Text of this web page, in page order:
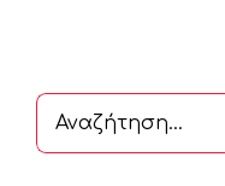
Αναζήτηση
...